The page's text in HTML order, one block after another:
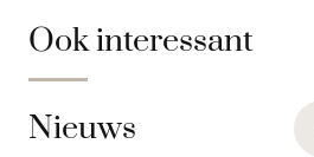
Ook interessant
Nieuws